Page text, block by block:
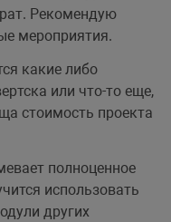
Рекомендую
мероприятия.
какие либо
или что-то еще,
стоимость проекта
полноценное
использовать
других